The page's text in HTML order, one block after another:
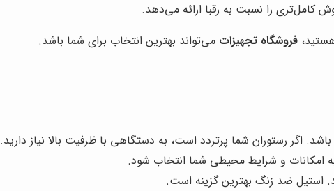
کامل‌تری را نسبت به رقبا ارائه می‌دهد.
فروشگاه تجهیزات می‌تواند بهترین انتخاب برای شما باشد.
اگر رستوران شما پرتردد است، به دستگاهی با ظرفیت بالا نیاز دارید.
امکانات و شرایط محیطی شما انتخاب شود.
استیل ضد زنگ بهترین گزینه است.